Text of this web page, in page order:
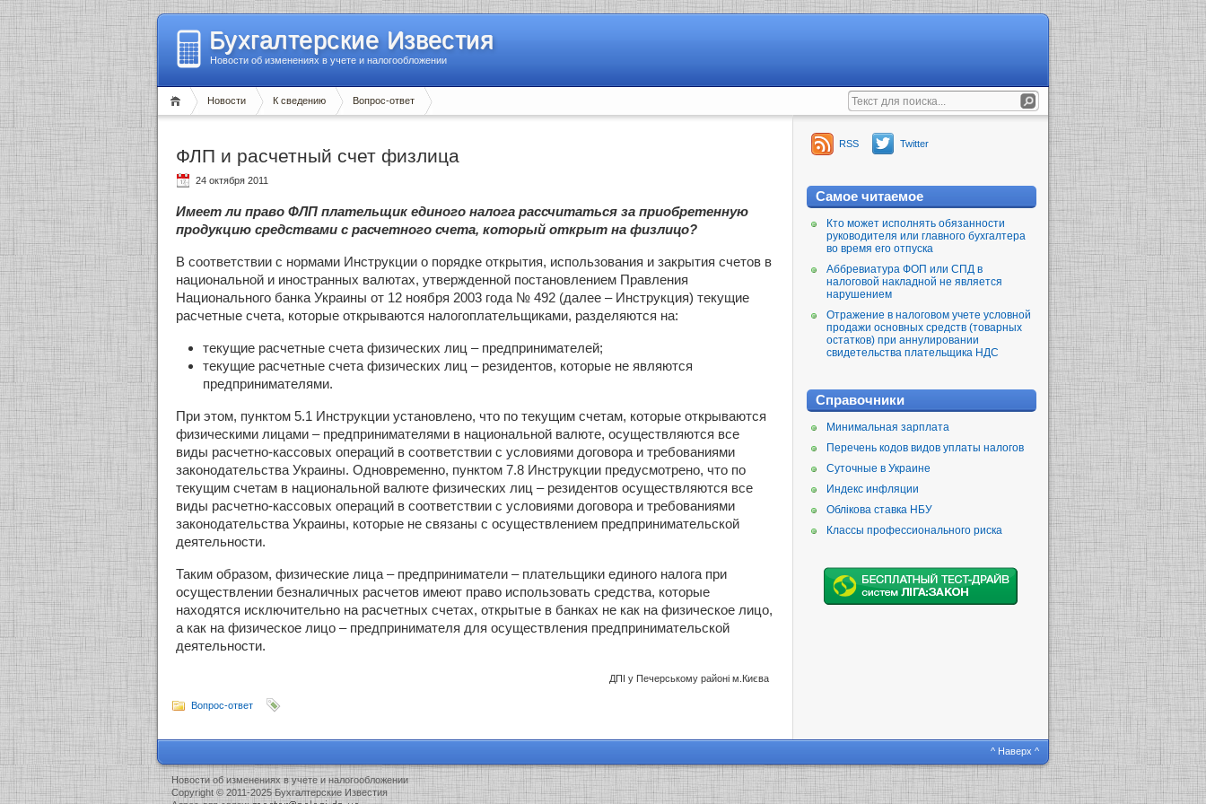
Бухгалтерские Известия
Новости об изменениях в учете и налогообложении
Новости К сведению Вопрос-ответ
ФЛП и расчетный счет физлица
24 октября 2011
Имеет ли право ФЛП плательщик единого налога рассчитаться за приобретенную
продукцию средствами с расчетного счета, который открыт на физлицо?
В соответствии с нормами Инструкции о порядке открытия, использования и закрытия счетов в
национальной и иностранных валютах, утвержденной постановлением Правления
Национального банка Украины от 12 ноября 2003 года № 492 (далее – Инструкция) текущие
расчетные счета, которые открываются налогоплательщиками, разделяются на:
текущие расчетные счета физических лиц – предпринимателей;
текущие расчетные счета физических лиц – резидентов, которые не являются
предпринимателями.
При этом, пунктом 5.1 Инструкции установлено, что по текущим счетам, которые открываются
физическими лицами – предпринимателями в национальной валюте, осуществляются все
виды расчетно-кассовых операций в соответствии с условиями договора и требованиями
законодательства Украины. Одновременно, пунктом 7.8 Инструкции предусмотрено, что по
текущим счетам в национальной валюте физических лиц – резидентов осуществляются все
виды расчетно-кассовых операций в соответствии с условиями договора и требованиями
законодательства Украины, которые не связаны с осуществлением предпринимательской
деятельности.
Таким образом, физические лица – предприниматели – плательщики единого налога при
осуществлении безналичных расчетов имеют право использовать средства, которые
находятся исключительно на расчетных счетах, открытые в банках не как на физическое лицо,
а как на физическое лицо – предпринимателя для осуществления предпринимательской
деятельности.
ДПІ у Печерському районі м.Києва
Вопрос-ответ
RSS Twitter
Самое читаемое
Кто может исполнять обязанности
руководителя или главного бухгалтера
во время его отпуска
Аббревиатура ФОП или СПД в
налоговой накладной не является
нарушением
Отражение в налоговом учете условной
продажи основных средств (товарных
остатков) при аннулировании
свидетельства плательщика НДС
Справочники
Минимальная зарплата
Перечень кодов видов уплаты налогов
Суточные в Украине
Индекс инфляции
Облікова ставка НБУ
Классы профессионального риска
^ Наверх ^
Новости об изменениях в учете и налогообложении
Copyright © 2011-2025 Бухгалтерские Известия